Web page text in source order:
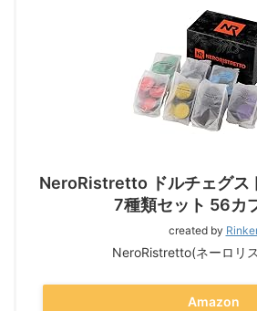
NeroRistretto ドルチェグス
7種類セット 56カ
created by
NeroRistretto(ネーロリ
Amazon